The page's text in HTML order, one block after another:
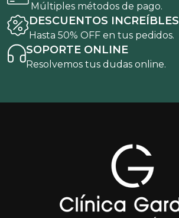
Múltiples métodos de pago.
DESCUENTOS INCREÍBLES
Hasta 50% OFF en tus pedidos.
SOPORTE ONLINE
Resolvemos tus dudas online.